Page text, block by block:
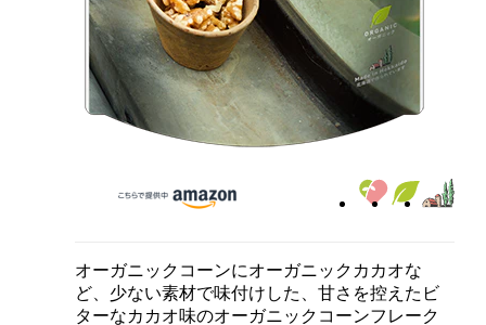
オーガニックコーンにオーガニックカカオな
ど、少ない素材で味付けした、甘さを控えたビ
ターなカカオ味のオーガニックコーンフレーク